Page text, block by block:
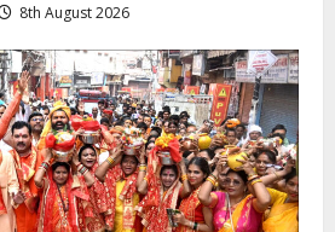
8th August 2026